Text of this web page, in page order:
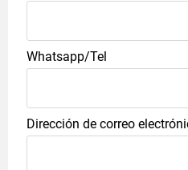
Whatsapp/Tel
Dirección de correo